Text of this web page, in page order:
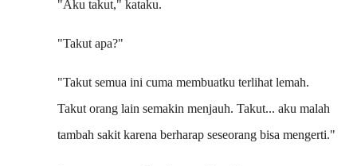
"Aku takut," kataku.
"Takut apa?"
"Takut semua ini cuma membuatku terlihat lemah.
Takut orang lain semakin menjauh. Takut... aku malah
tambah sakit karena berharap seseorang bisa mengerti."